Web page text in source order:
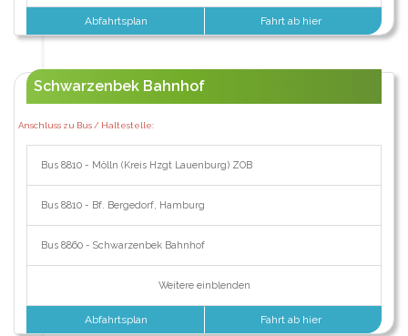
Abfahrtsplan Fahrt ab hier
Schwarzenbek Bahnhof
Anschluss zu Bus / Haltestelle:
Bus 8810 - Mölln (Kreis Hzgt Lauenburg) ZOB
Bus 8810 - Bf. Bergedorf, Hamburg
Bus 8860 - Schwarzenbek Bahnhof
Weitere einblenden
Abfahrtsplan Fahrt ab hier